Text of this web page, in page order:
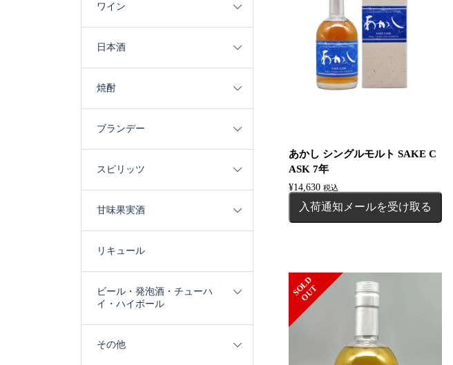
あかし シングルモルト SAKE C
ASK 7年
¥14,630 税込
入荷通知メールを受け取る
S
O
L
D
O
U
T
ワイン
日本酒
焼酎
ブランデー
スピリッツ
甘味果実酒
リキュール
ビール・発泡酒・チューハ
イ・ハイボール
その他